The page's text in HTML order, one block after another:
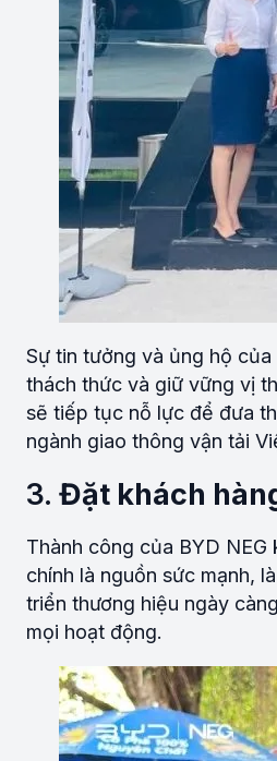
Sự tin tưởng và ủng hộ
thách thức và giữ vững vị
sẽ tiếp tục nỗ lực để đưa
ngành giao thông vận tải
3. Đặt khách
Thành công của BYD
chính là nguồn sức mạnh,
triển thương hiệu ngày
mọi hoạt động.